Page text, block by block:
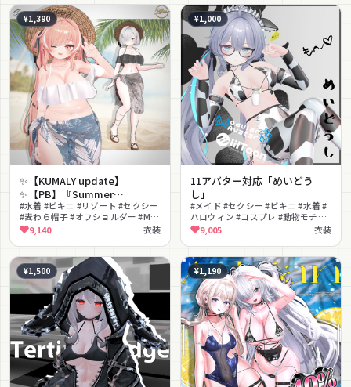
¥1,390
✨【KUMALY update】
✨【PB】『Summer
Holiday』
#水着 #ビキニ #リゾート #セクシー
#麦わら帽子 #オフショルダー #MA
対応 #lilToon対応 #PhysBone対応
#ロングスカート
9,140 衣装
¥1,000
11アバター対応「めいどう
し」
#メイド #セクシー #ビキニ #水着 #
ハロウィン #コスプレ #動物モチー
フ #ネタ #かわいい #MA対応
9,005 衣装
¥1,500 ¥1,190